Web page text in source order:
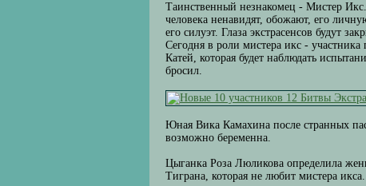
Таинственный незнакомец - Мистер
человека ненавидят, обожают, его
его силуэт. Глаза экстрасенсов будут
Сегодня в роли мистера икс -
Катей, которая будет наблюдать
бросил.
Юная Вика Камахина после странных
возможно беременна.
Цыганка Роза Люликова определила
Тиграна, которая не любит мистера икса.